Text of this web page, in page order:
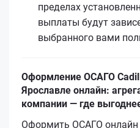
пределах
выплаты будут
выбранного вами
Оформление ОСАГО
Ярославле онлайн:
компании — где
Оформить ОСАГО